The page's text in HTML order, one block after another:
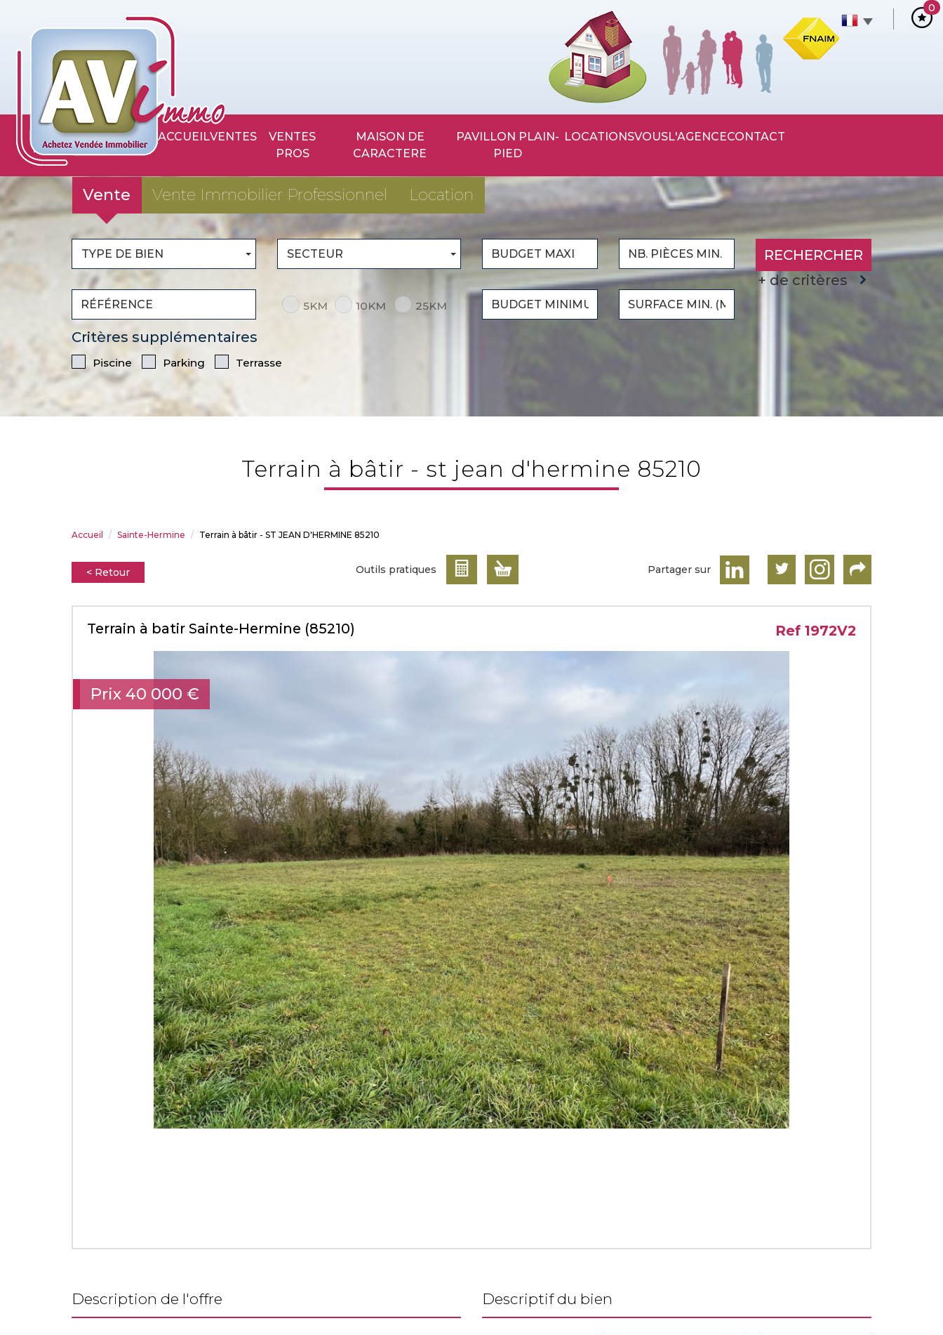
0
ACCUEIL VENTES
VENTES
PROS
MAISON DE
CARACTERE
PAVILLON PLAIN-
PIED
LOCATIONS VOUS L'AGENCE CONTACT
Vente Vente Immobilier Professionnel Location
TYPE DE BIEN SECTEUR
RECHERCHER
+ de critères
5KM 10KM 25KM
Critères supplémentaires
Piscine Parking Terrasse
terrain à bâtir - st jean d'hermine 85210
Accueil Sainte-Hermine Terrain à bâtir - ST JEAN D'HERMINE 85210
< Retour Outils pratiques Partager sur
Terrain à batir Sainte-Hermine (85210) Ref 1972V2
Prix 40 000 €
description de l'offre descriptif du bien